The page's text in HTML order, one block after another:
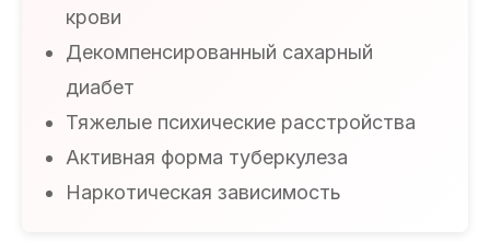
крови
Декомпенсированный сахарный
диабет
Тяжелые психические расстройства
Активная форма туберкулеза
Наркотическая зависимость